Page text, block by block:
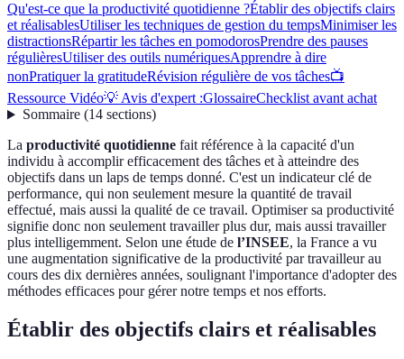
Qu'est-ce que la productivité quotidienne ?Établir des objectifs clairs
et réalisablesUtiliser les techniques de gestion du tempsMinimiser les
distractionsRépartir les tâches en pomodorosPrendre des pauses
régulièresUtiliser des outils numériquesApprendre à dire
nonPratiquer la gratitudeRévision régulière de vos tâches📺
Ressource Vidéo💡 Avis d'expert :GlossaireChecklist avant achat
Sommaire(14 sections)
La productivité quotidienne fait référence à la capacité d'un
individu à accomplir efficacement des tâches et à atteindre des
objectifs dans un laps de temps donné. C'est un indicateur clé de
performance, qui non seulement mesure la quantité de travail
effectué, mais aussi la qualité de ce travail. Optimiser sa productivité
signifie donc non seulement travailler plus dur, mais aussi travailler
plus intelligemment. Selon une étude de l’INSEE, la France a vu
une augmentation significative de la productivité par travailleur au
cours des dix dernières années, soulignant l'importance d'adopter des
méthodes efficaces pour gérer notre temps et nos efforts.
Établir des objectifs clairs et réalisables